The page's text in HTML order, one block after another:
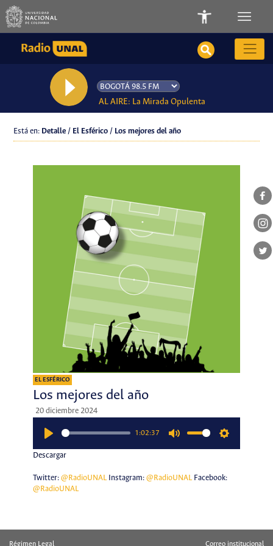
AL AIRE: La Mirada Opulenta
Está en: Detalle / El Esférico / Los mejores del año
EL ESFÉRICO
Los mejores del año
20 diciembre 2024
1:02:37
Descargar
Twitter: @RadioUNALInstagram: @RadioUNALFacebook:
@RadioUNAL
Régimen Legal Correo institucional